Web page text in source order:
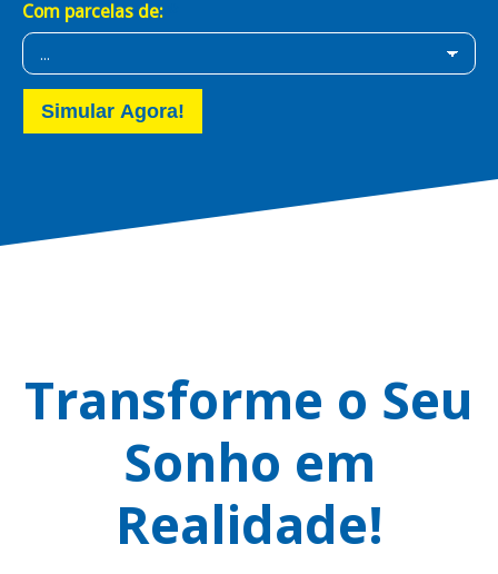
Com parcelas de:
Simular Agora!
Transforme o Seu
Sonho em
Realidade!